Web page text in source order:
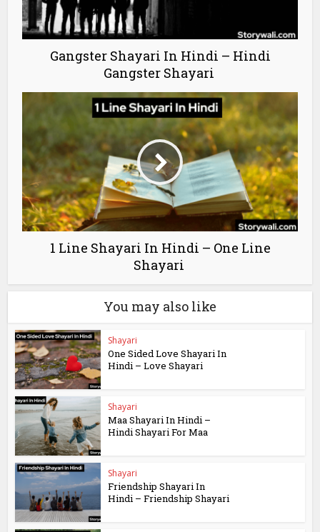
Gangster Shayari In Hindi – Hindi
Gangster Shayari
1 Line Shayari In Hindi – One Line
Shayari
You may also like
Shayari
One Sided Love Shayari In
Hindi – Love Shayari
Shayari
Maa Shayari In Hindi –
Hindi Shayari For Maa
Shayari
Friendship Shayari In
Hindi – Friendship Shayari